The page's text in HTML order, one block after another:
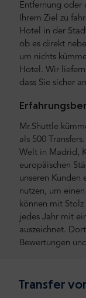
Entfernung oder
Ihrem Ziel zu
Hotel in der
ob es direkt
um nichts
Hotel. Wir
dass Sie sicher
Mr.Shuttle
als 500
Welt in Madrid,
europäischen
unseren Kunden
nutzen, um
können mit Stolz
jedes Jahr mit
auszeichnet.
Bewertungen
Transfer